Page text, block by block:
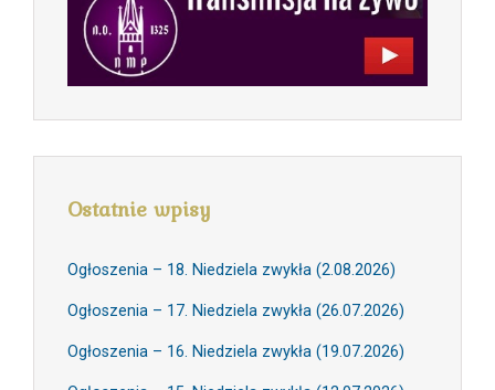
Ostatnie wpisy
Ogłoszenia – 18. Niedziela zwykła (2.08.2026)
Ogłoszenia – 17. Niedziela zwykła (26.07.2026)
Ogłoszenia – 16. Niedziela zwykła (19.07.2026)